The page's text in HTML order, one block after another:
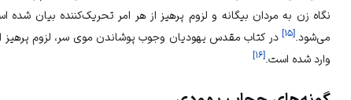
نگاه زن به مردان بیگانه و لزوم پرهیز از هر امر تحریک‌کننده بیان
می‌شود. [۱۵] در کتاب مقدس یهودیان وجوب پوشاندن موی سر، لزوم پرهیز
وارد شده است. [۱۶]